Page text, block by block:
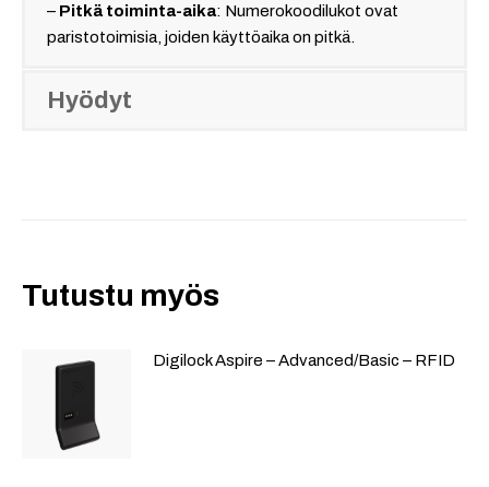
– Pitkä toiminta-aika: Numerokoodilukot ovat
paristotoimisia, joiden käyttöaika on pitkä.
Hyödyt
Tutustu myös
Digilock Aspire – Advanced/Basic – RFID